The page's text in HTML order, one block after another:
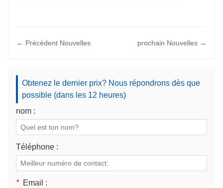
← Précédent Nouvelles prochain Nouvelles →
Obtenez le dernier prix? Nous répondrons dès que
possible (dans les 12 heures)
nom :
Téléphone :
* Email :